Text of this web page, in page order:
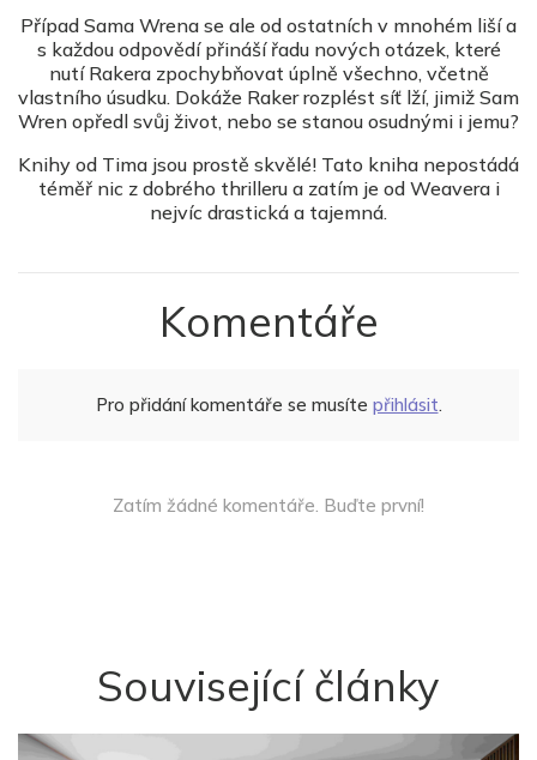
Případ Sama Wrena se ale od ostatních v mnohém liší a
s každou odpovědí přináší řadu nových otázek, které
nutí Rakera zpochybňovat úplně všechno, včetně
vlastního úsudku. Dokáže Raker rozplést síť lží, jimiž Sam
Wren opředl svůj život, nebo se stanou osudnými i jemu?
Knihy od Tima jsou prostě skvělé! Tato kniha nepostádá
téměř nic z dobrého thrilleru a zatím je od Weavera i
nejvíc drastická a tajemná.
Komentáře
Pro přidání komentáře se musíte přihlásit.
Zatím žádné komentáře. Buďte první!
Související články